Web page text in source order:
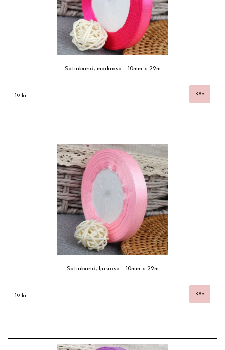
Satinband, mörkrosa - 10mm x 22m
19 kr
Satinband, ljusrosa - 10mm x 22m
19 kr